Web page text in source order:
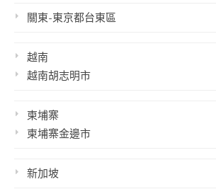
關東-東京都台東區
越南
越南胡志明市
柬埔寨
柬埔寨金邊市
新加坡